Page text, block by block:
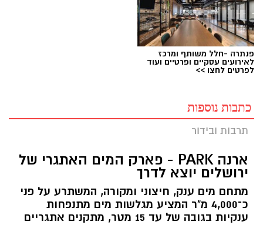
פנתרה -חלל משותף ומרכז
לאירועים עסקיים ופרטיים ועוד
לפרטים לחצו >>
כתבות נוספות
תרבות ובידור
ארנה PARK - פארק המים האתגרי של
ירושלים יוצא לדרך
מתחם מים ענק, חיצוני ומקורה, המשתרע על פני
כ־4,000 מ"ר המציע מגלשות מים מתנפחות
ענקיות בגובה של עד 15 מטר, מתקנים אתגריים